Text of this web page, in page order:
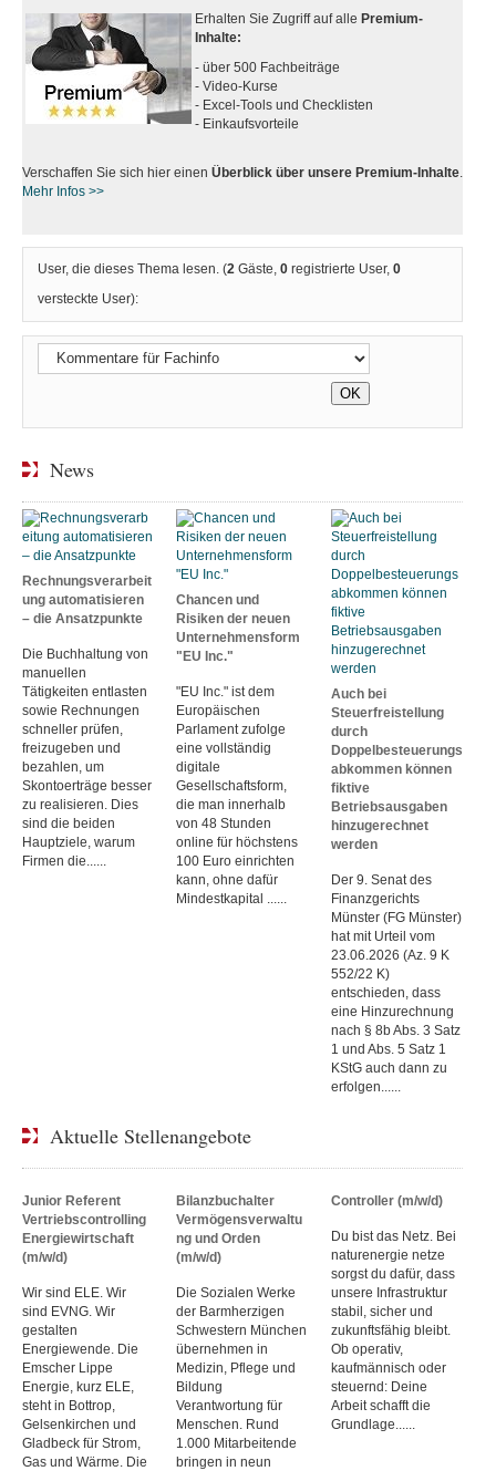
Erhalten Sie Zugriff auf alle Premium-
Inhalte:
- über 500 Fachbeiträge
- Video-Kurse
- Excel-Tools und Checklisten
- Einkaufsvorteile
Verschaffen Sie sich hier einen Überblick über unsere Premium-Inhalte
Mehr Infos >>
User, die dieses Thema lesen. (2 Gäste,0 registrierte User,0
versteckte User):
News
Rechnungsverarbeit
ung automatisieren
– die Ansatzpunkte
Die Buchhaltung von
manuellen
Tätigkeiten entlasten
sowie Rechnungen
schneller prüfen,
freizugeben und
bezahlen, um
Skontoerträge besser
zu realisieren. Dies
sind die beiden
Hauptziele, warum
Firmen die......
Chancen und
Risiken der neuen
Unternehmensform
"EU Inc."
"EU Inc." ist dem
Europäischen
Parlament zufolge
eine vollständig
digitale
Gesellschaftsform,
die man innerhalb
von 48 Stunden
online für höchstens
100 Euro einrichten
kann, ohne dafür
Mindestkapital ......
Auch bei
Steuerfreistellung
durch
Doppelbesteuerungs
abkommen können
fiktive
Betriebsausgaben
hinzugerechnet
werden
Der 9. Senat des
Finanzgerichts
Münster (FG Münster)
hat mit Urteil vom
23.06.2026 (Az. 9 K
552/22 K)
entschieden, dass
eine Hinzurechnung
nach § 8b Abs. 3 Satz
1 und Abs. 5 Satz 1
KStG auch dann zu
erfolgen......
Aktuelle Stellenangebote
Junior Referent
Vertriebscontrolling
Energiewirtschaft
(m/w/d)
Wir sind ELE. Wir
sind EVNG. Wir
gestalten
Energiewende. Die
Emscher Lippe
Energie, kurz ELE,
steht in Bottrop,
Gelsenkirchen und
Gladbeck für Strom,
Gas und Wärme. Die
Bilanzbuchalter
Vermögensverwaltu
ng und Orden
(m/w/d)
Die Sozialen Werke
der Barmherzigen
Schwestern München
übernehmen in
Medizin, Pflege und
Bildung
Verantwortung für
Menschen. Rund
1.000 Mitarbeitende
bringen in neun
Controller (m/w/d)
Du bist das Netz. Bei
naturenergie netze
sorgst du dafür, dass
unsere Infrastruktur
stabil, sicher und
zukunftsfähig bleibt.
Ob operativ,
kaufmännisch oder
steuernd: Deine
Arbeit schafft die
Grundlage......